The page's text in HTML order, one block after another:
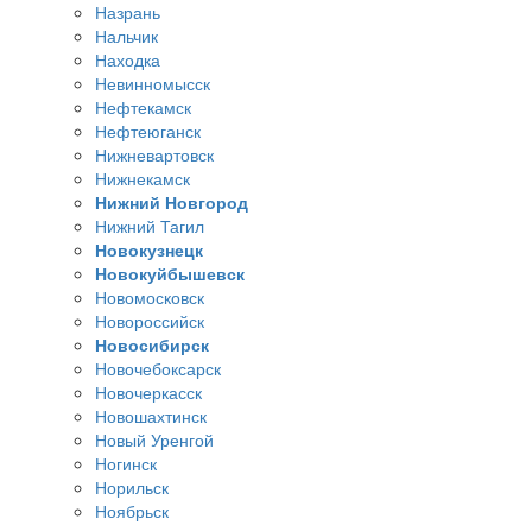
Назрань
Нальчик
Находка
Невинномысск
Нефтекамск
Нефтеюганск
Нижневартовск
Нижнекамск
Нижний Новгород
Нижний Тагил
Новокузнецк
Новокуйбышевск
Новомосковск
Новороссийск
Новосибирск
Новочебоксарск
Новочеркасск
Новошахтинск
Новый Уренгой
Ногинск
Норильск
Ноябрьск